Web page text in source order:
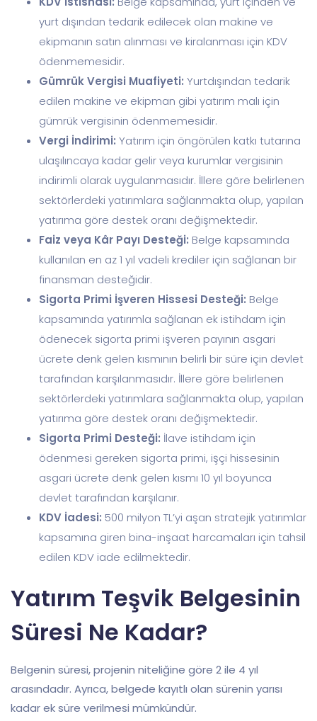
yurt dışından tedarik edilecek olan makine ve
ekipmanın satın alınması ve kiralanması için KDV
ödenmemesidir.
Gümrük Vergisi Muafiyeti: Yurtdışından tedarik
edilen makine ve ekipman gibi yatırım malı için
gümrük vergisinin ödenmemesidir.
Vergi İndirimi: Yatırım için öngörülen katkı tutarına
ulaşılıncaya kadar gelir veya kurumlar vergisinin
indirimli olarak uygulanmasıdır. İllere göre belirlenen
sektörlerdeki yatırımlara sağlanmakta olup, yapılan
yatırıma göre destek oranı değişmektedir.
Faiz veya Kâr Payı Desteği: Belge kapsamında
kullanılan en az 1 yıl vadeli krediler için sağlanan bir
finansman desteğidir.
Sigorta Primi İşveren Hissesi Desteği: Belge
kapsamında yatırımla sağlanan ek istihdam için
ödenecek sigorta primi işveren payının asgari
ücrete denk gelen kısmının belirli bir süre için devlet
tarafından karşılanmasıdır. İllere göre belirlenen
sektörlerdeki yatırımlara sağlanmakta olup, yapılan
yatırıma göre destek oranı değişmektedir.
Sigorta Primi Desteği: İlave istihdam için
ödenmesi gereken sigorta primi, işçi hissesinin
asgari ücrete denk gelen kısmı 10 yıl boyunca
devlet tarafından karşılanır.
KDV İadesi: 500 milyon TL’yi aşan stratejik yatırımlar
kapsamına giren bina-inşaat harcamaları için tahsil
edilen KDV iade edilmektedir.
Yatırım Teşvik Belgesinin
Süresi Ne Kadar?
Belgenin süresi, projenin niteliğine göre 2 ile 4 yıl
arasındadır. Ayrıca, belgede kayıtlı olan sürenin yarısı
kadar ek süre verilmesi mümkündür.